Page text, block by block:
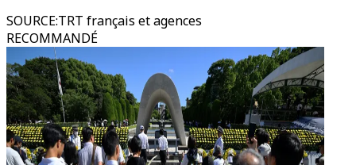
SOURCE:TRT français et agences
RECOMMANDÉ